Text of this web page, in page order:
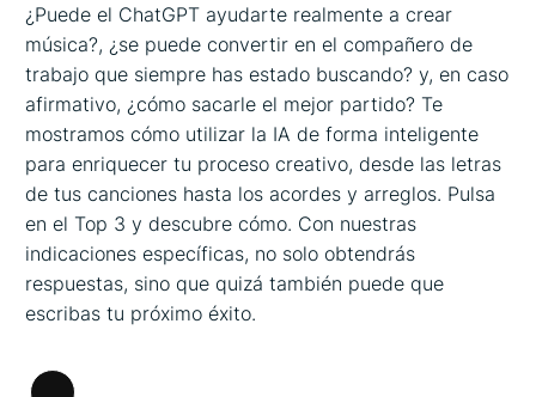
¿Puede el ChatGPT ayudarte realmente a crear
música?, ¿se puede convertir en el compañero de
trabajo que siempre has estado buscando? y, en caso
afirmativo, ¿cómo sacarle el mejor partido? Te
mostramos cómo utilizar la IA de forma inteligente
para enriquecer tu proceso creativo, desde las letras
de tus canciones hasta los acordes y arreglos. Pulsa
en el Top 3 y descubre cómo. Con nuestras
indicaciones específicas, no solo obtendrás
respuestas, sino que quizá también puede que
escribas tu próximo éxito.